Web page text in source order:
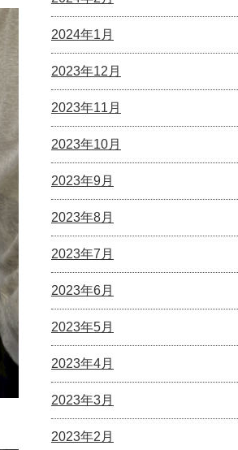
2024年1月
2023年12月
2023年11月
2023年10月
2023年9月
2023年8月
2023年7月
2023年6月
2023年5月
2023年4月
2023年3月
2023年2月